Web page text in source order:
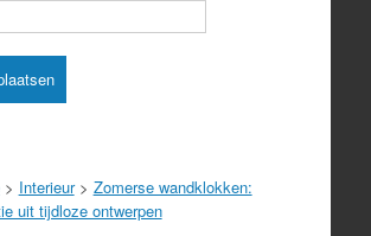
> Interieur> Zomerse wandklokken:
uit tijdloze ontwerpen